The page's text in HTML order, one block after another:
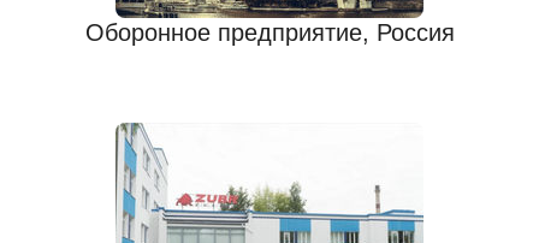
Оборонное предприятие, Россия